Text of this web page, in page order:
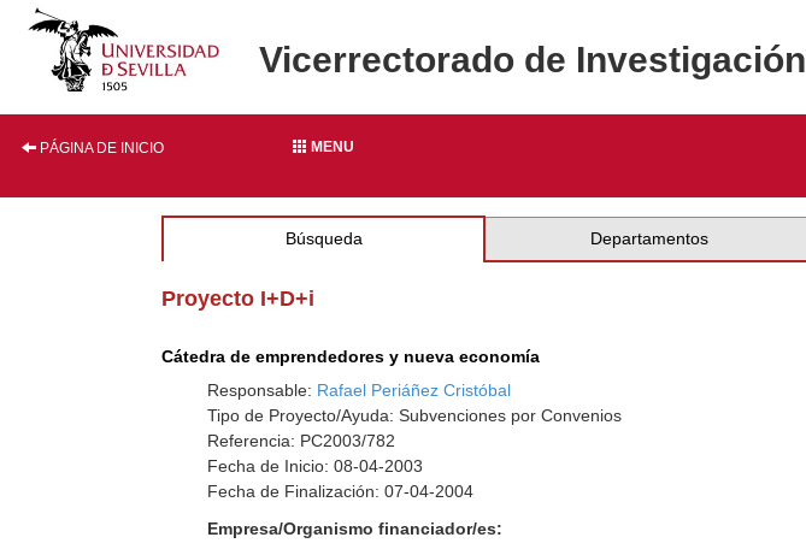
Vicerrectorado de Investigación
PÁGINA DE INICIO MENU
Búsqueda Departamentos
Proyecto I+D+i
Cátedra de emprendedores y nueva economía
Responsable: Rafael Periáñez Cristóbal
Tipo de Proyecto/Ayuda: Subvenciones por Convenios
Referencia: PC2003/782
Fecha de Inicio: 08-04-2003
Fecha de Finalización: 07-04-2004
Empresa/Organismo financiador/es: